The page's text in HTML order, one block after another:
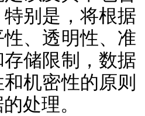
别是，将根据
、透明性、准
储限制，数据
机密性的原则
处理。